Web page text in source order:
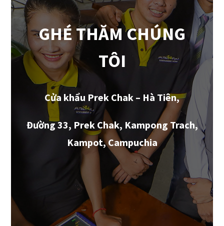
GHÉ THĂM CHÚNG
TÔI
Cửa khẩu Prek Chak – Hà Tiên,
Đường 33, Prek Chak, Kampong Trach,
Kampot, Campuchia